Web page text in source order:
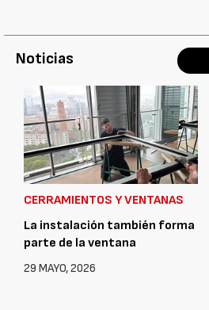
Noticias
CERRAMIENTOS Y VENTANAS
La instalación también forma
parte de la ventana
29 MAYO, 2026